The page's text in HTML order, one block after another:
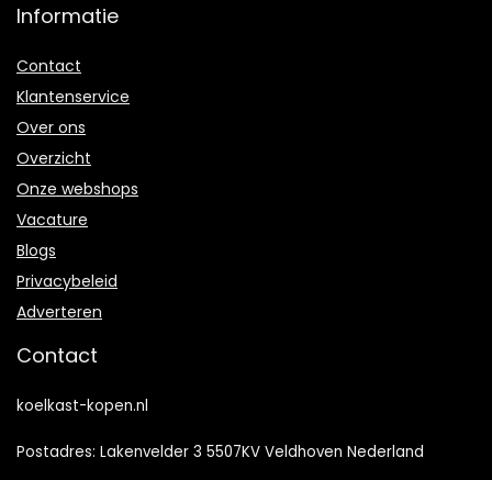
Informatie
Contact
Klantenservice
Over ons
Overzicht
Onze webshops
Vacature
Blogs
Privacybeleid
Adverteren
Contact
koelkast-kopen.nl
Postadres: Lakenvelder 3 5507KV Veldhoven Nederland